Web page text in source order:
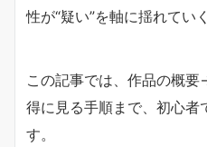
性が“疑い”を軸に揺れてい
この記事では、作品の概
得に見る手順まで、初心者
す。